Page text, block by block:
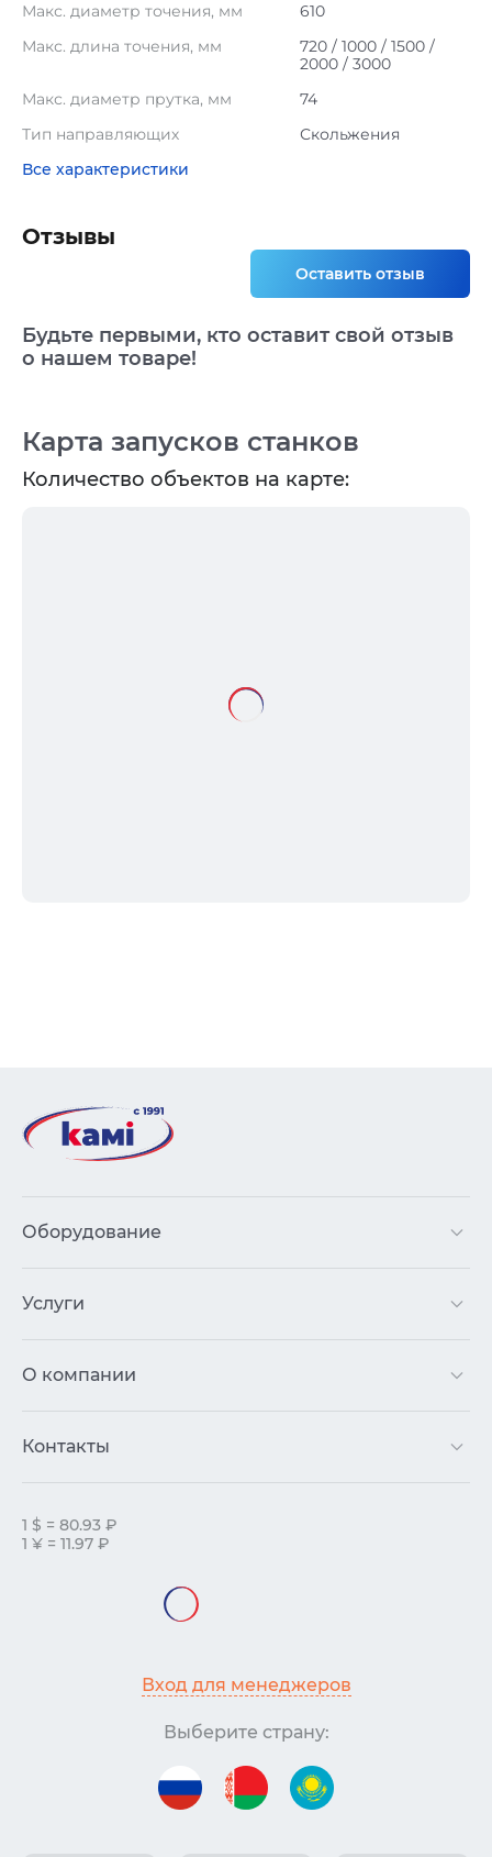
Макс. диаметр точения, мм
610
Макс. длина точения, мм
720 / 1000 / 1500 /
2000 / 3000
Макс. диаметр прутка, мм
74
Тип направляющих
Скольжения
Все характеристики
Карта запусков станков
Количество объектов на карте:
Отзывы
Оставить отзыв
Будьте первыми, кто оставит свой отзыв
о нашем товаре!
Оборудование
Услуги
О компании
Контакты
1 $ = 80.93 ₽
1 ¥ = 11.97 ₽
Вход для менеджеров
Выберите страну: